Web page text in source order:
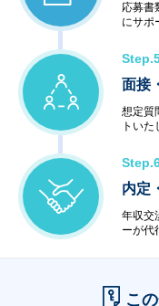
応募書
にサポ
面接
想定質
トいた
内定
年収交
ーが代
こ